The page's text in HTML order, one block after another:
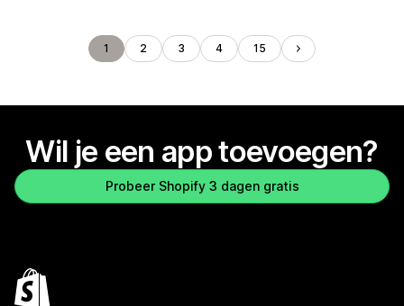
1 2 3 4 15
Wil je een app toevoegen?
Probeer Shopify 3 dagen gratis